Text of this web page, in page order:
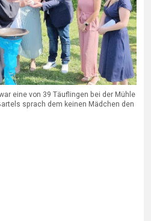
eine von 39 Täuflingen bei der Mühle
sprach dem keinen Mädchen den